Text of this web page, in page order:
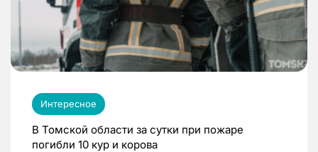
Интересное
В Томской области за сутки при пожаре
погибли 10 кур и корова